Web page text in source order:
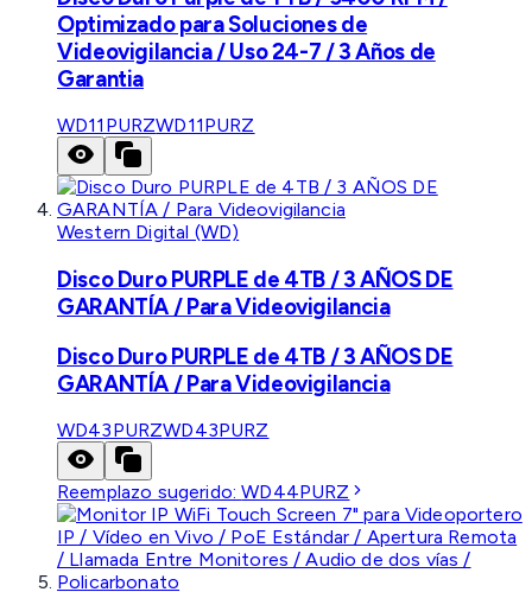
Optimizado para Soluciones de
Videovigilancia / Uso 24-7 / 3 Años de
Garantia
WD11PURZWD11PURZ
Western Digital (WD)
Disco Duro PURPLE de 4TB / 3 AÑOS DE
GARANTÍA / Para Videovigilancia
Disco Duro PURPLE de 4TB / 3 AÑOS DE
GARANTÍA / Para Videovigilancia
WD43PURZWD43PURZ
Reemplazo sugerido:WD44PURZ